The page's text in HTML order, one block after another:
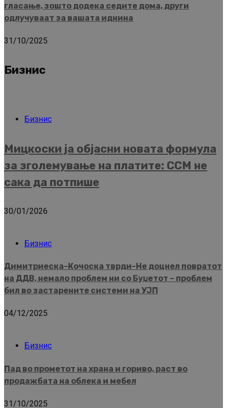
гласање, зошто додека седите дома, други
одлучуваат за вашата иднина
31/10/2025
Бизнис
Бизнис
Мицкоски ја објасни новата формула
за зголемување на платите: ССМ не
сака да потпише
30/01/2026
Бизнис
Димитриеска-Кочоска тврди-Не доцнел повратот
на ДДВ, немало проблем ни со Буџетот – проблем
бил во застарените системи на УЈП
04/12/2025
Бизнис
Пад во прометот на храна и гориво, раст во
продажбата на облека и мебел
31/10/2025